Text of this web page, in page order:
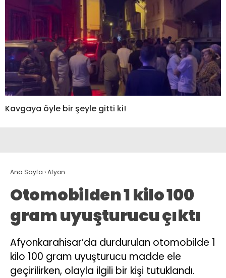
Kavgaya öyle bir şeyle gitti ki!
Ana Sayfa ›Afyon
Otomobilden 1 kilo 100
gram uyuşturucu çıktı
Afyonkarahisar’da durdurulan otomobilde 1
kilo 100 gram uyuşturucu madde ele
geçirilirken, olayla ilgili bir kişi tutuklandı.